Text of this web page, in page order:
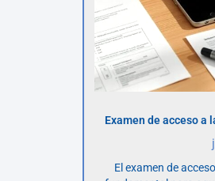
Examen de acceso a
El examen de